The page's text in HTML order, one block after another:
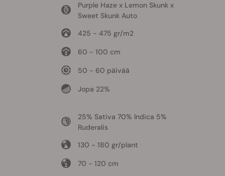
Purple Haze x Lemon Skunk x
Sweet Skunk Auto
425 - 475 gr/m2
60 - 100 cm
50 - 60 päivää
Jopa 22%
25% Sativa 70% Indica 5%
Ruderalis
130 - 180 gr/plant
70 - 120 cm